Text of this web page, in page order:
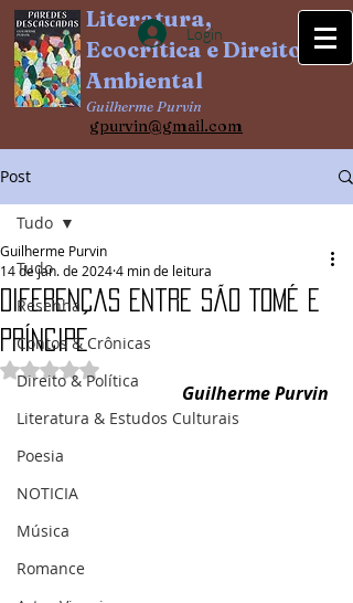
Literatura,
Ecocrítica e Direito
Ambiental
Guilherme Purvin
gpurvin@gmail.com
Login
Post
Tudo
Resenha
Contos & Crônicas
Direito & Política
Literatura & Estudos Culturais
Poesia
NOTICIA
Música
Romance
Tudo
Diferenças entre São Tomé e
Príncipe
Guilherme Purvin
14 de jan. de 20244 min de leitura
Avaliado com NaN de 5 estrelas.
Guilherme Purvin